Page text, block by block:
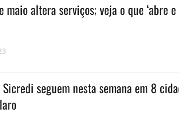
maio altera serviços; veja o que ‘abre e
seguem nesta semana em 8